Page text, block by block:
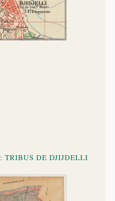
TRIBUS DE DJIJDELLI